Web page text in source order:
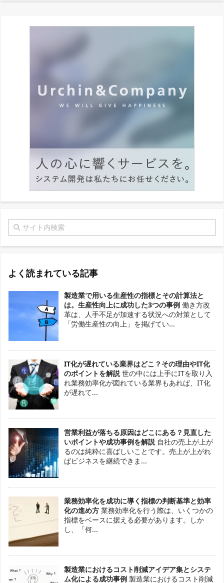
よく読まれている記事
製造業で用いる生産性の指標とその計算法と
は。生産性向上に成功した3つの事例 働き方改
革は、人手不足が加速する状況への対策として
「労働生産性の向上」を掲げてい...
IT化が遅れている業界はどこ？その理由やIT化
のポイントを解説 世の中には上手にITを取り入
れ業務効率化が図れている業界もあれば、IT化
が遅れて...
営業利益が落ちる原因はどこにある？見直した
いポイントや成功事例を解説 自社の売上が上が
るのは純粋に喜ばしいことです。売上が上がれ
ばビジネスを継続できま...
業務効率化を成功に導く指標の判断基準と効率
化の進め方 業務効率化を行う際は、いくつかの
指標をベースに据える必要があります。しか
し、「何...
製造業におけるコスト削減アイデア集とシステ
ム化による成功事例 製造業におけるコスト削減